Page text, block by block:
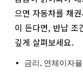
으면 자동차를 채
이 든다면, 반납 조
깊게 살펴보세요.
금리, 연체이자